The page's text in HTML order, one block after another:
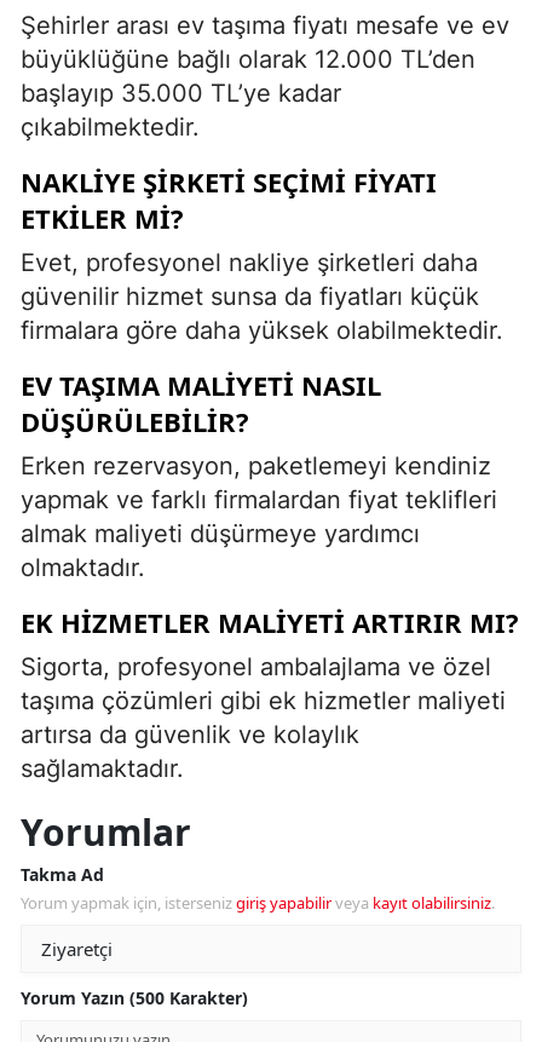
Şehirler arası ev taşıma fiyatı mesafe ve ev
büyüklüğüne bağlı olarak 12.000 TL’den
başlayıp 35.000 TL’ye kadar
çıkabilmektedir.
NAKLIYE ŞIRKETI SEÇIMI FIYATI
ETKILER MI?
Evet, profesyonel nakliye şirketleri daha
güvenilir hizmet sunsa da fiyatları küçük
firmalara göre daha yüksek olabilmektedir.
EV TAŞIMA MALIYETI NASIL
DÜŞÜRÜLEBILIR?
Erken rezervasyon, paketlemeyi kendiniz
yapmak ve farklı firmalardan fiyat teklifleri
almak maliyeti düşürmeye yardımcı
olmaktadır.
EK HIZMETLER MALIYETI ARTIRIR MI?
Sigorta, profesyonel ambalajlama ve özel
taşıma çözümleri gibi ek hizmetler maliyeti
artırsa da güvenlik ve kolaylık
sağlamaktadır.
Yorumlar
Takma Ad
Yorum yapmak için, istersenizgiriş yapabilirveya kayıt olabilirsiniz.
Yorum Yazın (500 Karakter)